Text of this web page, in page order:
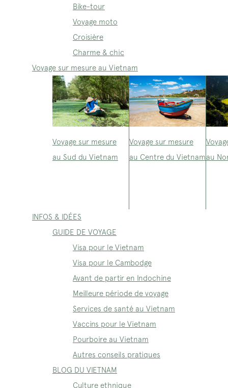
Bike-tour
Voyage moto
Croisière
Charme & chic
Voyage sur mesure au Vietnam
Voyage sur mesure
au Sud du Vietnam
Voyage sur mesure
au Centre du Vietnamau
INFOS & IDÉES
GUIDE DE VOYAGE
Visa pour le Vietnam
Visa pour le Cambodge
Avant de partir en Indochine
Meilleure période de voyage
Services de santé au Vietnam
Vaccins pour le Vietnam
Pourboire au Vietnam
Autres conseils pratiques
BLOG DU VIETNAM
Culture ethnique